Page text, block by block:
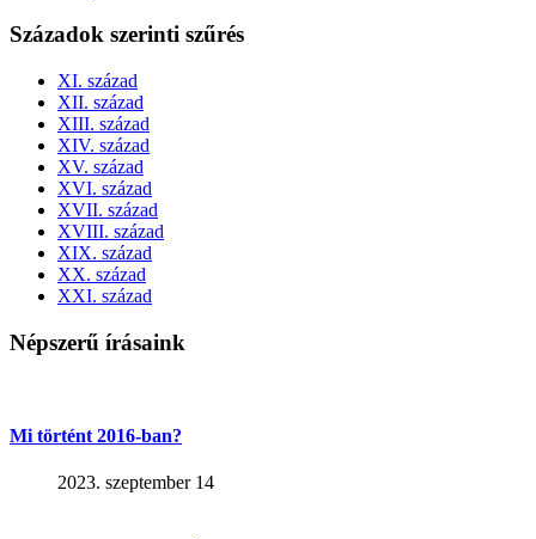
Századok szerinti szűrés
XI. század
XII. század
XIII. század
XIV. század
XV. század
XVI. század
XVII. század
XVIII. század
XIX. század
XX. század
XXI. század
Népszerű írásaink
Mi történt 2016-ban?
2023. szeptember 14